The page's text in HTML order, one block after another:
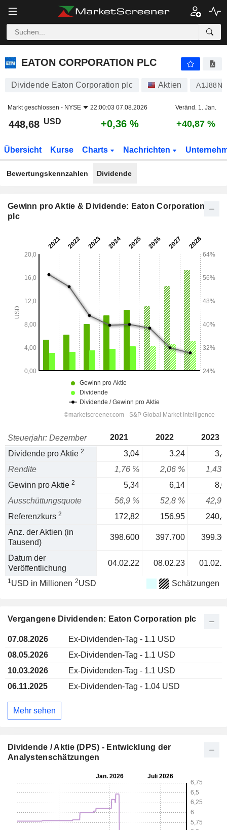
EATON CORPORATION PLC
EATON CORPORATION PLC
Dividende Eaton Corporation plc Aktien A1J88N
Markt geschlossen - NYSE 22:00:03 07.08.2026 Veränd. 1. Jan.
448,68 USD +0,36 % +40,87 %
Übersicht Kurse Charts Nachrichten
Bewertungskennzahlen Dividende
Gewinn pro Aktie & Dividende: Eaton Corporation
plc
Steuerjahr: Dezember 2021 2022
2023
Dividende pro Aktie 2 3,04 3,24
Rendite
1,76 % 2,06 %
1,43
Gewinn pro Aktie 2 5,34 6,14
Ausschüttungsquote
56,9 % 52,8 %
42,9
Referenzkurs 2 172,82 156,95
Anz. der Aktien (in
Tausend)
398.600 397.700
Datum der
Veröffentlichung
04.02.22 08.02.23
1USD in Millionen 2USD Schätzungen
Vergangene Dividenden: Eaton Corporation plc
07.08.2026
Ex-Dividenden-Tag - 1.1 USD
08.05.2026
Ex-Dividenden-Tag - 1.1 USD
10.03.2026
Ex-Dividenden-Tag - 1.1 USD
06.11.2025
Ex-Dividenden-Tag - 1.04 USD
Mehr sehen
Dividende / Aktie (DPS) - Entwicklung der
Analystenschätzungen